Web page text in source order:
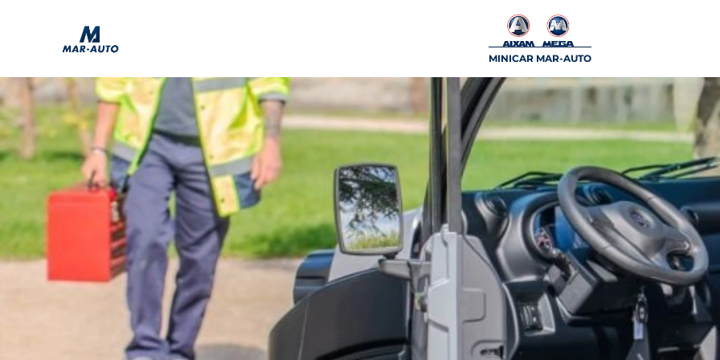
MINICAR MAR-AUTO